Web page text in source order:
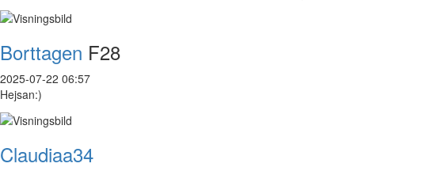
Borttagen F28
2025-07-22 06:57
Hejsan:)
Claudiaa34